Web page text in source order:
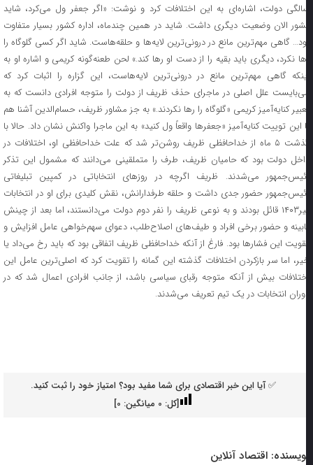
دولت، اشاره‌ای به این اختلافات کرد و نوشت: «اگر جعفر ول می‌کرد، شاید
الان وضعیت دیگری داشت. شاید در همین چندماه، اداره کشور بسیار متفاوت
گاهی مهم‌ترین مانع در درونی‌ترین لایه‌ها و حلقه‌هاست. شاید اگر کسی گلوگاه را
نکرد، دیگری باید بقیه را از دست او رها کند.» لحن طعنه‌گونه کریمی و اشاره او به
گاهی مهم‌ترین مانع در درونی‌ترین لایه‌هاست، این گزاره را اثبات کرد که
علل اصلی در ماجرای حذف ظریف از دولت را متوجه افرادی دانست که به
کنایه‌آمیز کریمی «گلوگاه را رها نکردند.» به جز مشاور ظریف، حسام‌الدین آشنا هم
این توییت کنایه‌آمیز «جعفر‌ها واقعاً ول کنید» به این ماجرا واکنش نشان داد. حالا با
گذشت ۵ ماه از خداحافظی ظریف روشن‌تر شد که علت خداحافظی او، اختلافات در
دولت بود که حامیان ظریف، طرف را متملقینی می‌دانند که مشمول این تذکر
می‌شدند. ظریف اگرچه در روز‌های انتخاباتی در کمپین تبلیغاتی
حضور جدی داشت و حلقه طرفدارانش، نقش کلیدی برای او در انتخابات
تیر۱۴۰۳ قائل بودند و به نوعی ظریف را نفر دوم دولت می‌دانستند، اما بعد از چینش
و حضور برخی افراد و طیف‌های اصلاح‌طلب، دعوای سهم‌خواهی عامل افزایش و
این فشار‌ها بود. فارغ از آنکه خداحافظی ظریف اتفاقی بود که باید رخ می‌داد یا
اما سر بازکردن اختلافات گذشته این گمانه را تقویت کرد که اصلی‌ترین عامل این
بیش از آنکه متوجه رقبای سیاسی باشد، از جانب افرادی اعمال شد که در
انتخابات در یک تیم تعریف می‌شدند.
✅ آیا این خبر اقتصادی برای شما مفید بود؟ امتیاز خود را ثبت کنید.
[کل:0 میانگین:0
اقتصاد آنلاین